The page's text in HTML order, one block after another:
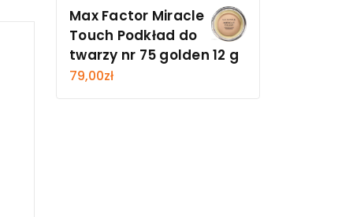
Max Factor Miracle
Touch Podkład do
twarzy nr 75 golden 12 g
79,00zł